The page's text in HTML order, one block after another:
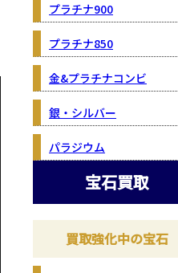
プラチナ900
プラチナ850
金&プラチナコンビ
銀・シルバー
パラジウム
宝石買取
買取強化中の宝石